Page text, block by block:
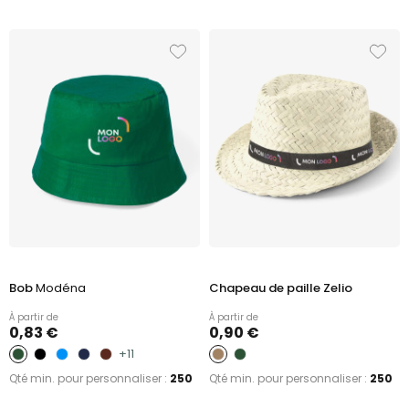
BobModéna
À partir de
0,83 €
+11
Qté min. pour personnaliser : 250
Chapeau de paille Zelio
À partir de
0,90 €
Qté min. pour personnaliser : 250